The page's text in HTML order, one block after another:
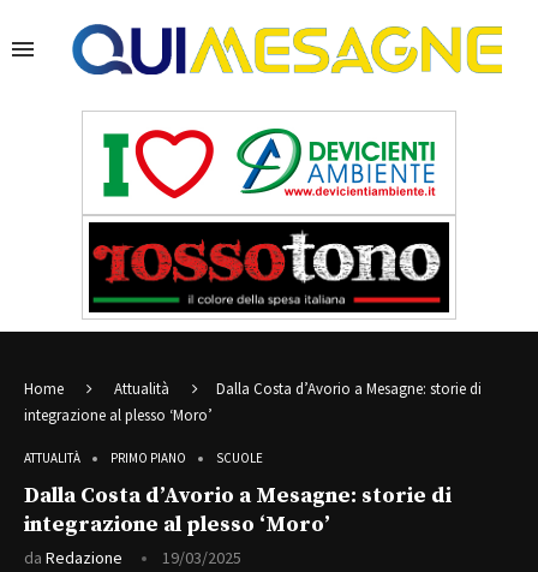
Home Attualità
Dalla Costa d’Avorio a Mesagne: storie di
integrazione al plesso ‘Moro’
ATTUALITÀ PRIMO PIANO SCUOLE
Dalla Costa d’Avorio a Mesagne: storie di
integrazione al plesso ‘Moro’
da Redazione 19/03/2025